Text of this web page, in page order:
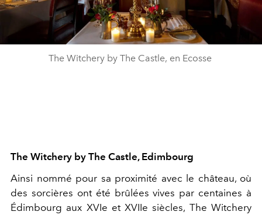
The Witchery by The Castle, en Ecosse
The Witchery by The Castle, Edimbourg
Ainsi nommé pour sa proximité avec le château, où
des sorcières ont été brûlées vives par centaines à
Édimbourg aux XVIe et XVIIe siècles, The Witchery